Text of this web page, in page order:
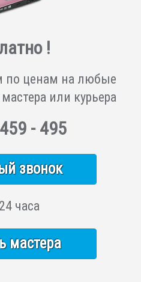
!
по ценам на любые
или курьера
459 - 495
звонок
24 часа
мастера